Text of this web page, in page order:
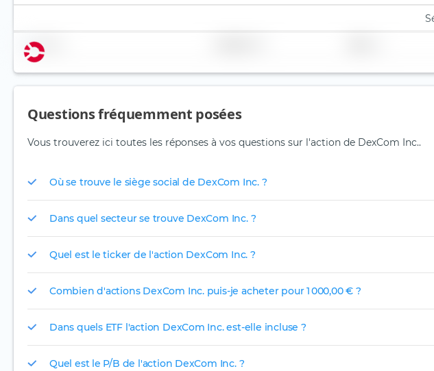
Nom
Questions fréquemment posées
Vous trouverez ici toutes les réponses à vos questions sur l'action de DexCom Inc..
Où se trouve le siège social de DexCom Inc. ?
Dans quel secteur se trouve DexCom Inc. ?
Quel est le ticker de l'action DexCom Inc. ?
Combien d'actions DexCom Inc. puis-je acheter pour 1 000,00 € ?
Dans quels ETF l'action DexCom Inc. est-elle incluse ?
Quel est le P/B de l'action DexCom Inc. ?